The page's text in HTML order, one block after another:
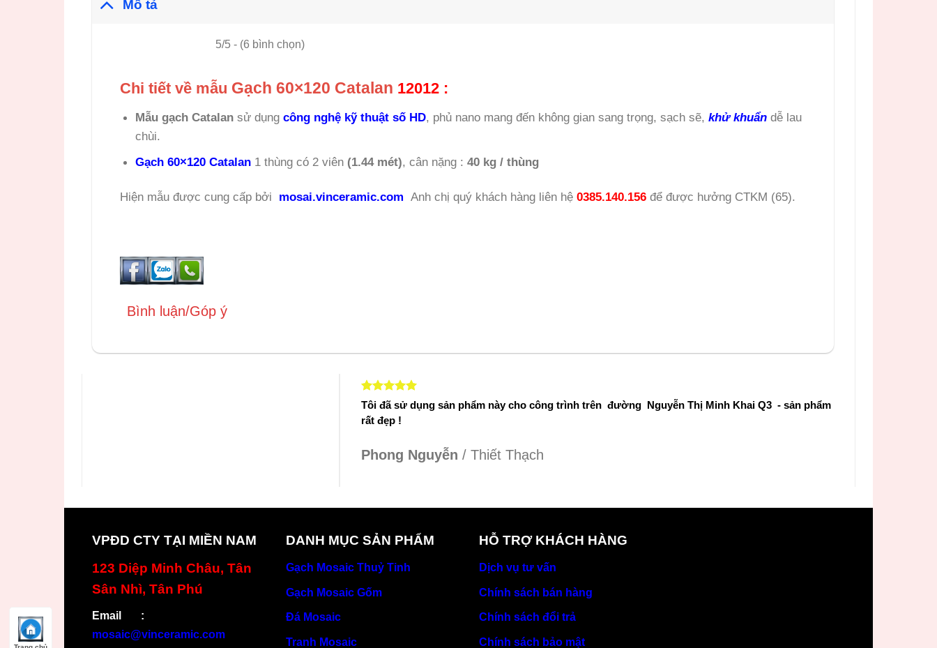
Mô tả
5/5 - (6 bình chọn)
Chi tiết về mẫu Gạch 60×120 Catalan 12012 :
Mẫu gạch Catalan sử dụngcông nghệ kỹ thuật số HD, phủ nano mang đến không gian sang trọng, sạch sẽ,khử khuẩn dễ lau
chùi.
Gạch 60×120 Catalan 1 thùng có 2 viên (1.44 mét), cân nặng :40 kg / thùng
Hiện mẫu được cung cấp bởi mosai.vinceramic.com Anh chị quý khách hàng liên hệ 0385.140.156để được hưởng CTKM (65).
Bình luận/Góp ý
Tôi đã sử dụng sản phẩm này cho công trình trên đường Nguyễn Thị Minh Khai Q3 - sản phẩm
rất đẹp !
Phong Nguyễn / Thiết Thạch
VPĐD CTY TẠI MIỀN NAM
123 Diệp Minh Châu, Tân
Sân Nhì, Tân Phú
Email
:
mosaic@vinceramic.com
DANH MỤC SẢN PHẨM
Gạch Mosaic Thuỷ Tinh
Gạch Mosaic Gốm
Đá Mosaic
Tranh Mosaic
HỖ TRỢ KHÁCH HÀNG
Dịch vụ tư vấn
Chính sách bán hàng
Chính sách đổi trả
Chính sách bảo mật